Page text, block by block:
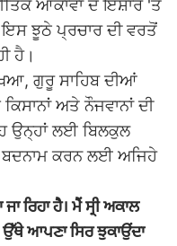
ਆਕਾਵਾਂ ਦੇ ਇਸ਼ਾਰੇ 'ਤੇ
ਝੂਠੇ ਪ੍ਰਚਾਰ ਦੀ ਵਰਤੋਂ
ਹੈ।
ਗੁਰੂ ਸਾਹਿਬ ਦੀਆਂ
ਅਤੇ ਨੌਜਵਾਨਾਂ ਦੀ
ਉਨ੍ਹਾਂ ਲਈ ਬਿਲਕੁਲ
ਕਰਨ ਲਈ ਅਜਿਹੇ
ਰਿਹਾ ਹੈ। ਮੈਂ ਸ੍ਰੀ ਅਕਾਲ
ਆਪਣਾ ਸਿਰ ਝੁਕਾਉਂਦਾ